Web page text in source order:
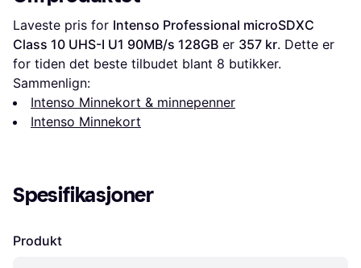
Laveste pris for Intenso Professional microSDXC
Class 10 UHS-I U1 90MB/s 128GB er 357 kr. Dette er
for tiden det beste tilbudet blant 8 butikker.
Sammenlign:
Intenso Minnekort & minnepenner
Intenso Minnekort
Spesifikasjoner
Produkt